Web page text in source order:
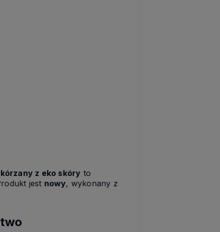
z eko skóry to
jest nowy, wykonany z